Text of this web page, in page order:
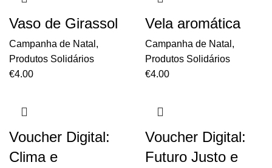
Vaso de Girassol
Campanha de Natal ,
Produtos Solidários
€4.00
Vela aromática
Campanha de Natal ,
Produtos Solidários
€4.00
Voucher Digital:
Clima e
Voucher Digital:
Futuro Justo e